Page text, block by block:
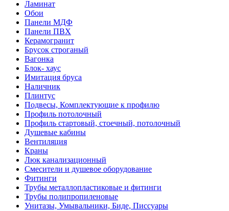
Ламинат
Обои
Панели МДФ
Панели ПВХ
Керамогранит
Брусок строганый
Вагонка
Блок- хаус
Имитация бруса
Наличник
Плинтус
Подвесы, Комплектующие к профилю
Профиль потолочный
Профиль стартовый, стоечный, потолочный
Душевые кабины
Вентиляция
Краны
Люк канализационный
Смесители и душевое оборудование
Фитинги
Трубы металлопластиковые и фитинги
Трубы полипропиленовые
Унитазы, Умывальники, Биде, Писсуары